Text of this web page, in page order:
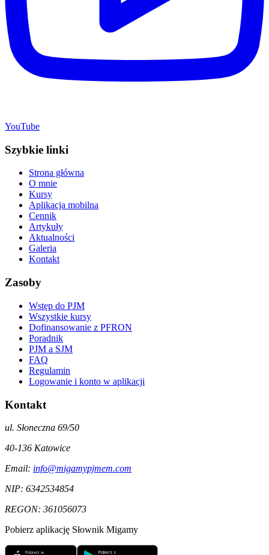
YouTube
Szybkie linki
Strona główna
O mnie
Kursy
Aplikacja mobilna
Cennik
Artykuły
Aktualności
Galeria
Kontakt
Zasoby
Wstęp do PJM
Wszystkie kursy
Dofinansowanie z PFRON
Poradnik
PJM a SJM
FAQ
Regulamin
Logowanie i konto w aplikacji
Kontakt
ul. Słoneczna 69/50
40-136 Katowice
Email: info@migamypjmem.com
NIP: 6342534854
REGON: 361056073
Pobierz aplikację Słownik Migamy